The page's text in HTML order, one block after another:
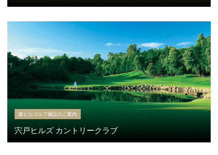
森ビルゴルフ施設のご案内
宍戸ヒルズ カントリークラブ